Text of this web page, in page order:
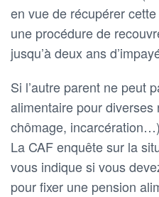
en vue de récupérer
une procédure de
jusqu’à deux ans
Si l’autre parent ne peut
alimentaire pour diverses
chômage,
La CAF enquête sur la
vous indique si vous
pour fixer une pension